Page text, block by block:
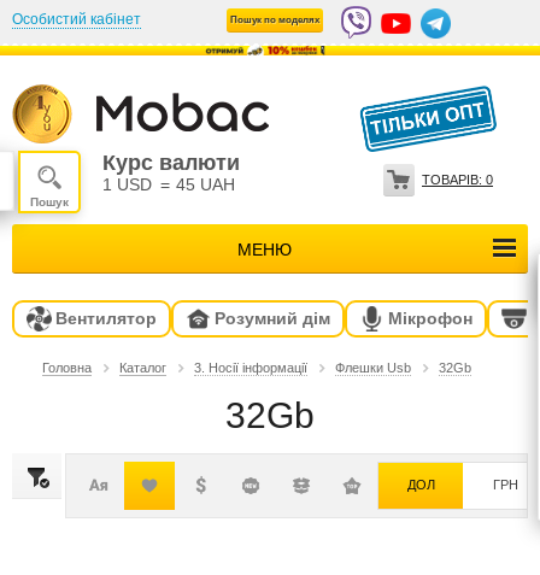
Особистий кабінет Пошук по моделях
Курс валюти
1 USD = 45 UAH
МЕНЮ
ТОВАРІВ: 0
Вентилятор Розумний дім Мікрофон
Головна Каталог 3. Носії інформації Флешки Usb 32Gb
32Gb
ДОЛ ГРН